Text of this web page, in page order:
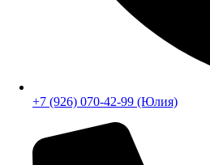
+7 (926) 070-42-99 (Юлия)